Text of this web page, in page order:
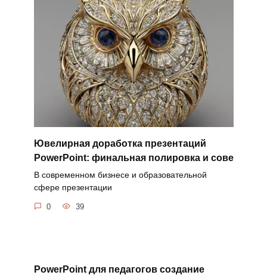
Ювелирная доработка презентаций
PowerPoint: финальная полировка и сове
В современном бизнесе и образовательной
сфере презентации
0 39
PowerPoint для педагогов создание